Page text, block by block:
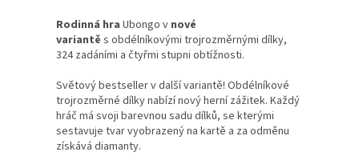
Rodinná hra Ubongo v nové
variantě s obdélníkovými trojrozměrnými dílky,
324 zadáními a čtyřmi stupni obtížnosti.
Světový bestseller v další variantě! Obdélníkové
trojrozměrné dílky nabízí nový herní zážitek. Každý
hráč má svoji barevnou sadu dílků, se kterými
sestavuje tvar vyobrazený na kartě a za odměnu
získává diamanty.